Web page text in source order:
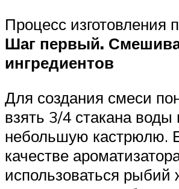
Процесс изготовления
Шаг первый.
ингредиентов
Для создания смеси
взять 3/4 стакана воды
небольшую кастрюлю.
качестве
использоваться рыбий